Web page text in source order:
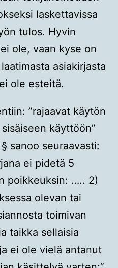
laskettavissa
tulos. Hyvin
ole, vaan kyse on
asiakirjasta
ole esteitä.
”rajaavat käytön
käyttöön”
sanoo seuraavasti:
ei pidetä 5
poikkeuksin: ….. 2)
olevan tai
toimivan
taikka sellaisia
ei ole vielä antanut